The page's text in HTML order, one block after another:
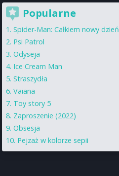
Popularne
Spider-Man: Całkiem nowy dzień
Psi Patrol
Odyseja
Ice Cream Man
Straszydła
Vaiana
Toy story 5
Zaproszenie (2022)
Obsesja
Pejzaż w kolorze sepii